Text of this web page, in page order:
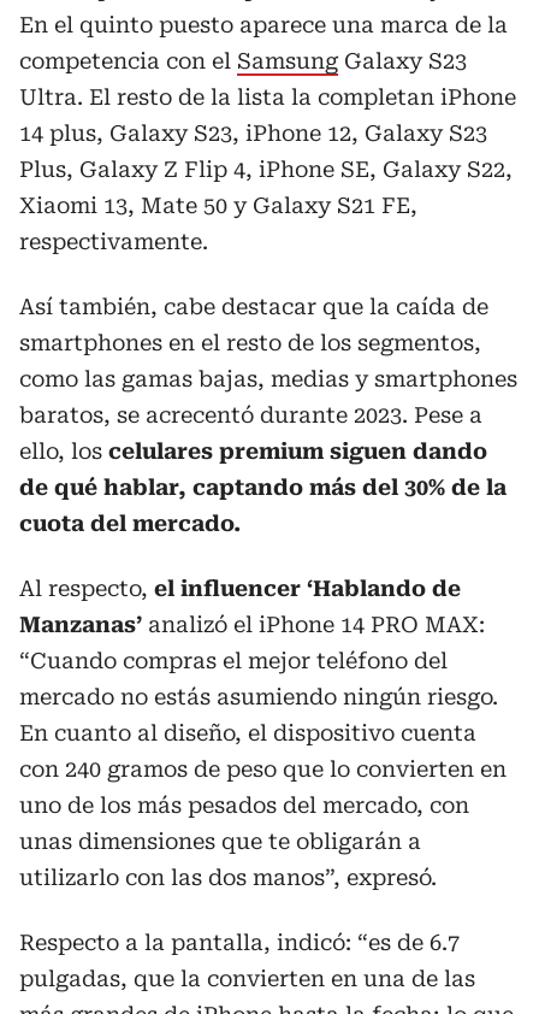
En el quinto puesto aparece una marca de la
competencia con el SamsungGalaxy S23
Ultra. El resto de la lista la completan iPhone
14 plus, Galaxy S23, iPhone 12, Galaxy S23
Plus, Galaxy Z Flip 4, iPhone SE, Galaxy S22,
Xiaomi 13, Mate 50 y Galaxy S21 FE,
respectivamente.
Así también, cabe destacar que la caída de
smartphones en el resto de los segmentos,
como las gamas bajas, medias y smartphones
baratos, se acrecentó durante 2023. Pese a
ello, los celulares premium siguen dando
de qué hablar, captando más del 30% de la
cuota del mercado.
Al respecto, el influencer ‘Hablando de
Manzanas’ analizó el iPhone 14 PRO MAX:
“Cuando compras el mejor teléfono del
mercado no estás asumiendo ningún riesgo.
En cuanto al diseño, el dispositivo cuenta
con 240 gramos de peso que lo convierten en
uno de los más pesados del mercado, con
unas dimensiones que te obligarán a
utilizarlo con las dos manos”, expresó.
Respecto a la pantalla, indicó: “es de 6.7
pulgadas, que la convierten en una de las